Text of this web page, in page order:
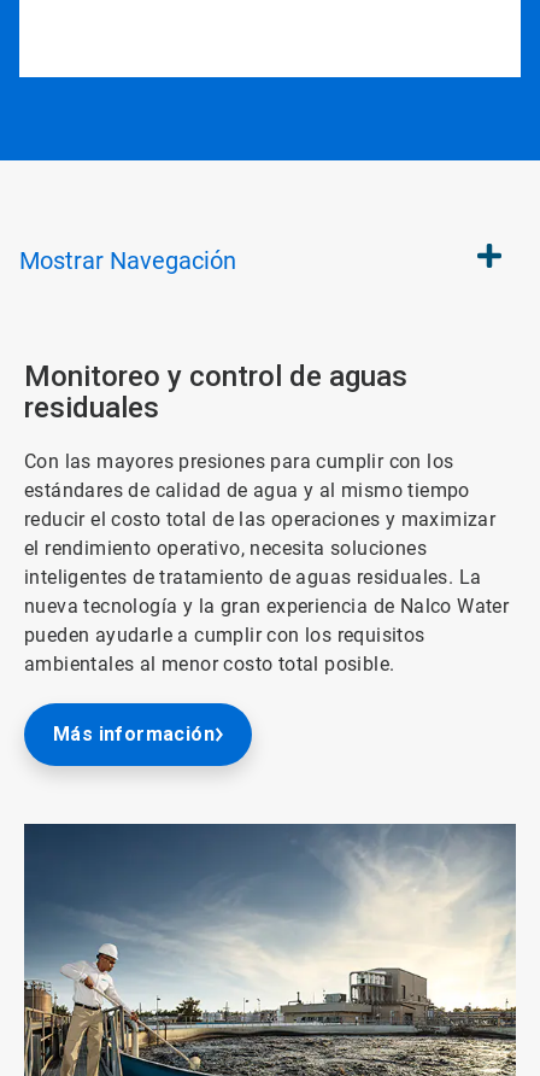
Mostrar Navegación
Monitoreo y control de aguas
residuales
Con las mayores presiones para cumplir con los
estándares de calidad de agua y al mismo tiempo
reducir el costo total de las operaciones y maximizar
el rendimiento operativo, necesita soluciones
inteligentes de tratamiento de aguas residuales. La
nueva tecnología y la gran experiencia de Nalco Water
pueden ayudarle a cumplir con los requisitos
ambientales al menor costo total posible.
Más información